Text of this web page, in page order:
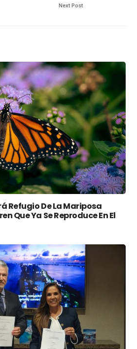
Next Post
Refugio De La Mariposa
Que Ya Se Reproduce En El